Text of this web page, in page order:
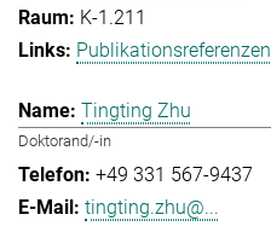
K-1.211
Publikationsreferenzen
Tingting Zhu
Doktorand/-in
+49 331 567-9437
tingting.zhu@...